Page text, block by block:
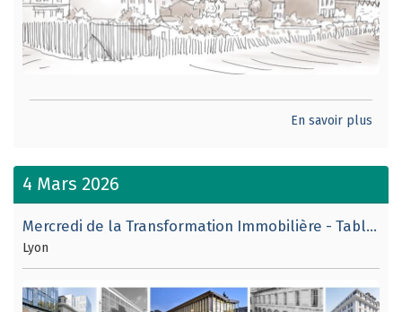
En savoir plus
4 Mars 2026
Mercredi de la Transformation Immobilière - Table ronde n°4.
Lyon